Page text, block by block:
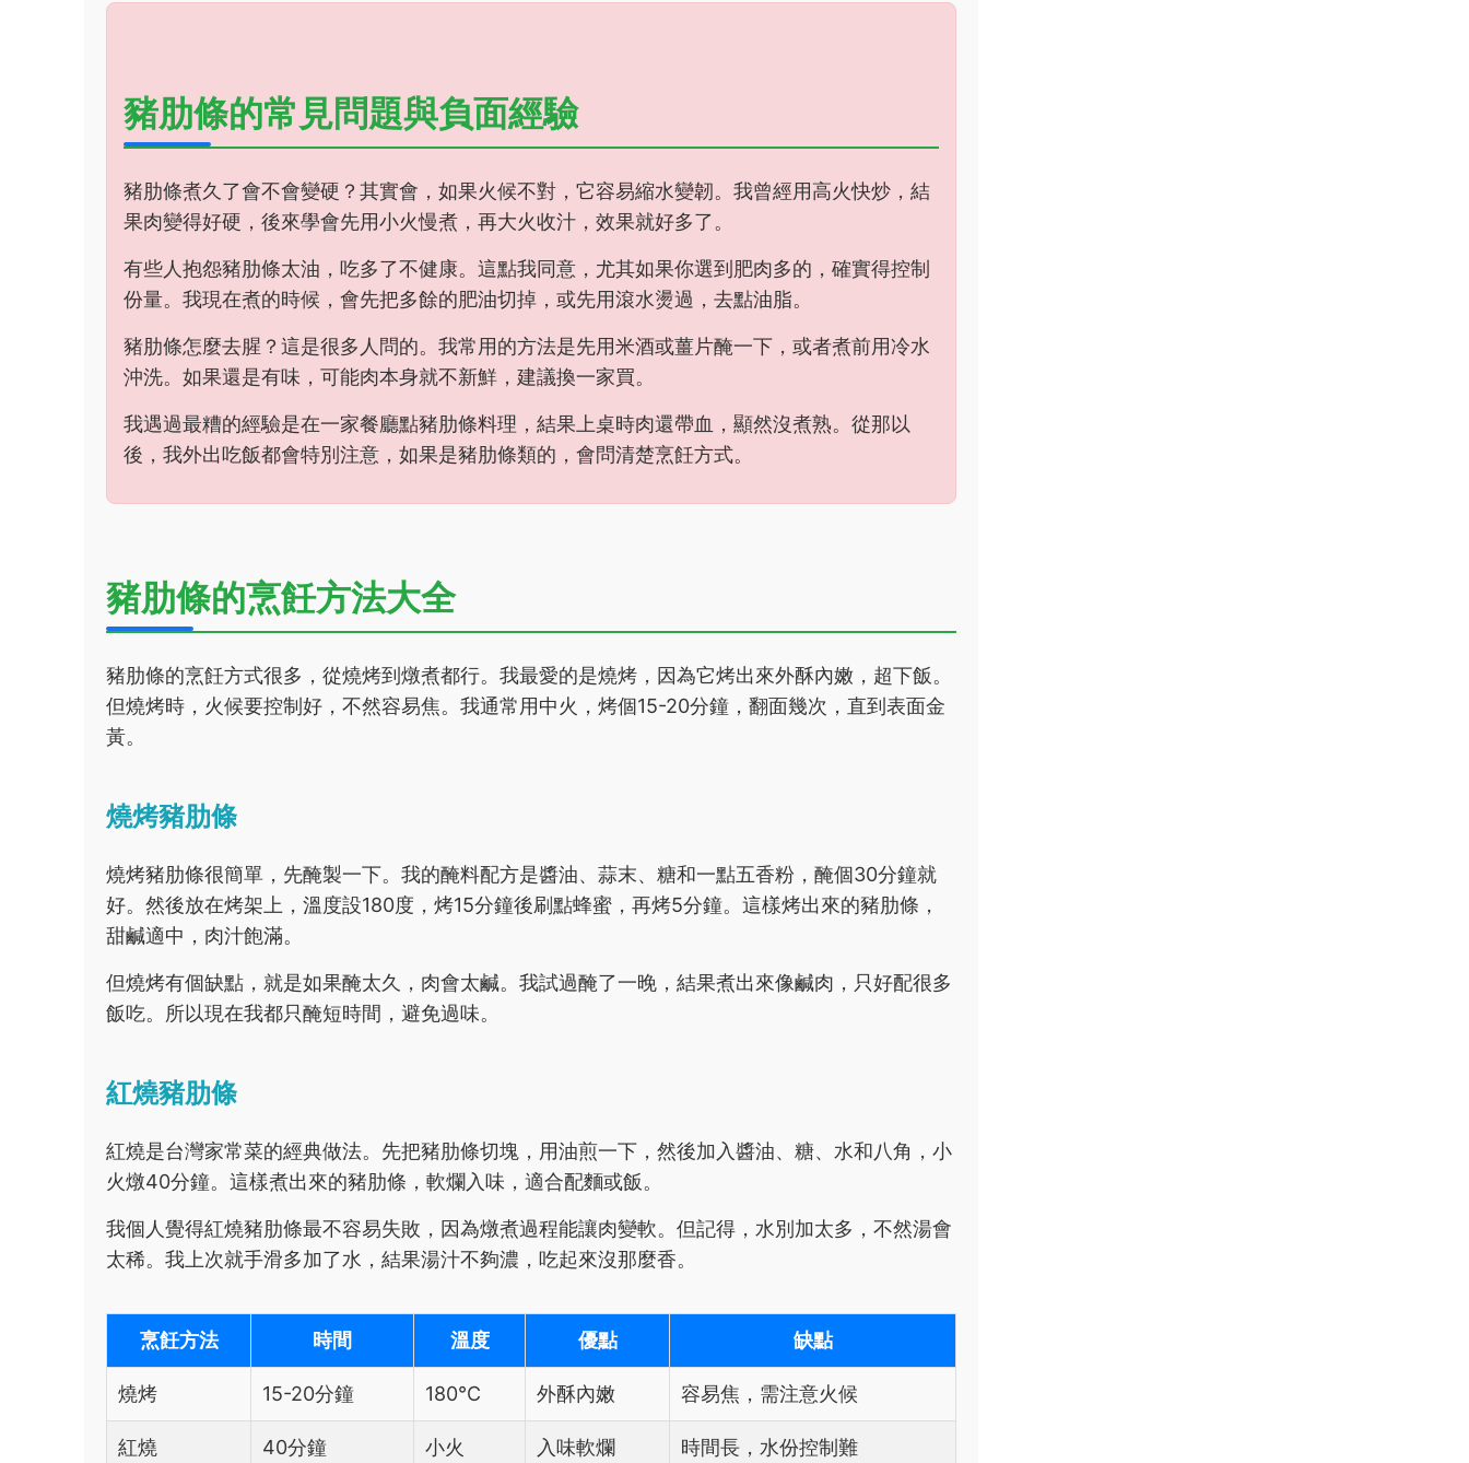
豬肋條的常見問題與負面經驗
豬肋條煮久了會不會變硬？其實會，如果火候不對，它容易縮水變韌。我曾經用高火快炒，結
果肉變得好硬，後來學會先用小火慢煮，再大火收汁，效果就好多了。
有些人抱怨豬肋條太油，吃多了不健康。這點我同意，尤其如果你選到肥肉多的，確實得控制
份量。我現在煮的時候，會先把多餘的肥油切掉，或先用滾水燙過，去點油脂。
豬肋條怎麼去腥？這是很多人問的。我常用的方法是先用米酒或薑片醃一下，或者煮前用冷水
沖洗。如果還是有味，可能肉本身就不新鮮，建議換一家買。
我遇過最糟的經驗是在一家餐廳點豬肋條料理，結果上桌時肉還帶血，顯然沒煮熟。從那以
後，我外出吃飯都會特別注意，如果是豬肋條類的，會問清楚烹飪方式。
豬肋條的烹飪方法大全
豬肋條的烹飪方式很多，從燒烤到燉煮都行。我最愛的是燒烤，因為它烤出來外酥內嫩，超下飯。
但燒烤時，火候要控制好，不然容易焦。我通常用中火，烤個15-20分鐘，翻面幾次，直到表面金
黃。
燒烤豬肋條
燒烤豬肋條很簡單，先醃製一下。我的醃料配方是醬油、蒜末、糖和一點五香粉，醃個30分鐘就
好。然後放在烤架上，溫度設180度，烤15分鐘後刷點蜂蜜，再烤5分鐘。這樣烤出來的豬肋條，
甜鹹適中，肉汁飽滿。
但燒烤有個缺點，就是如果醃太久，肉會太鹹。我試過醃了一晚，結果煮出來像鹹肉，只好配很多
飯吃。所以現在我都只醃短時間，避免過味。
紅燒豬肋條
紅燒是台灣家常菜的經典做法。先把豬肋條切塊，用油煎一下，然後加入醬油、糖、水和八角，小
火燉40分鐘。這樣煮出來的豬肋條，軟爛入味，適合配麵或飯。
我個人覺得紅燒豬肋條最不容易失敗，因為燉煮過程能讓肉變軟。但記得，水別加太多，不然湯會
太稀。我上次就手滑多加了水，結果湯汁不夠濃，吃起來沒那麼香。
烹飪方法 時間 溫度 優點 缺點
燒烤 15-20分鐘 180°C 外酥內嫩 容易焦，需注意火候
紅燒 40分鐘 小火 入味軟爛 時間長，水份控制難